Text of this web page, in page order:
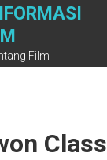
Film